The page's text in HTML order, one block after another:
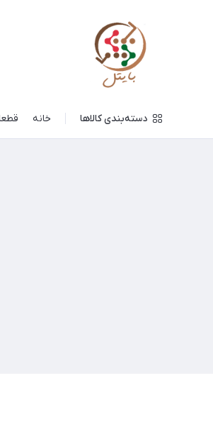
دسته‌بندی کالاها خانه